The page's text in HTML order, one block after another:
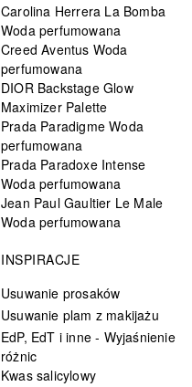
Carolina Herrera La Bomba
Woda perfumowana
Creed Aventus Woda
perfumowana
DIOR Backstage Glow
Maximizer Palette
Prada Paradigme Woda
perfumowana
Prada Paradoxe Intense
Woda perfumowana
Jean Paul Gaultier Le Male
Woda perfumowana
INSPIRACJE
Usuwanie prosaków
Usuwanie plam z makijażu
EdP, EdT i inne - Wyjaśnienie
różnic
Kwas salicylowy